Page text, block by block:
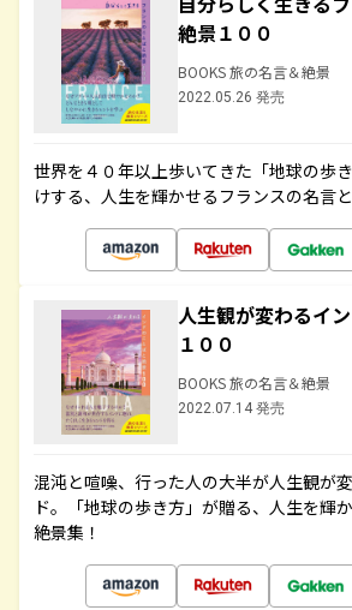
絶景１００
BOOKS 旅の名言＆絶景
2022.05.26 発売
世界を４０年以上歩いてきた「地球の歩
けする、人生を輝かせるフランスの名言
人生観が変わるイ
１００
BOOKS 旅の名言＆絶景
2022.07.14 発売
混沌と喧噪、行った人の大半が人生観が
ド。「地球の歩き方」が贈る、人生を輝
絶景集！